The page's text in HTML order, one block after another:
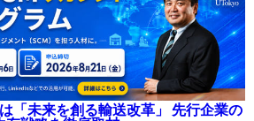
「未来を創る輸送改革」 先行企業の